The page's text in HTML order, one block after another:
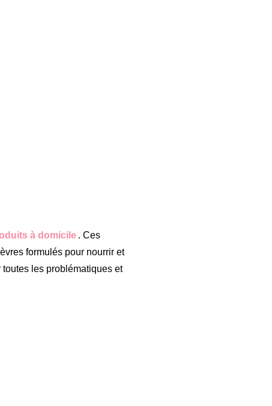
à domicile . Ces
formulés pour nourrir et
les problématiques et